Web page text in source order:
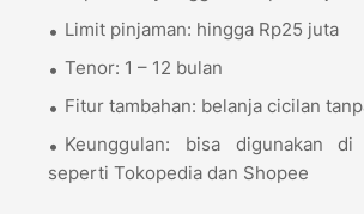
Limit pinjaman: hingga Rp25 juta
Tenor: 1 – 12 bulan
Fitur tambahan: belanja cicilan
Keunggulan: bisa digunakan
seperti Tokopedia dan Shopee